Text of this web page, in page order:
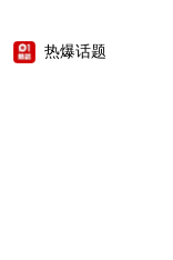
热爆话题